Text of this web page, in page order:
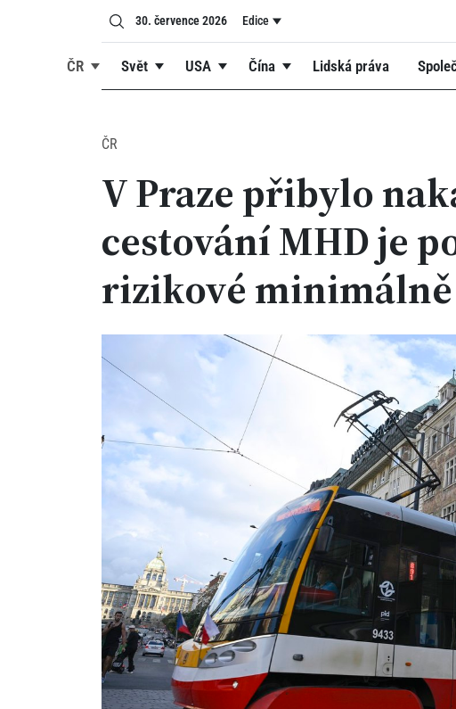
30. července 2026 Edice
ČR Svět USA Čína Lidská práva
ČR
V Praze přibylo
cestování MHD je
rizikové minimálně